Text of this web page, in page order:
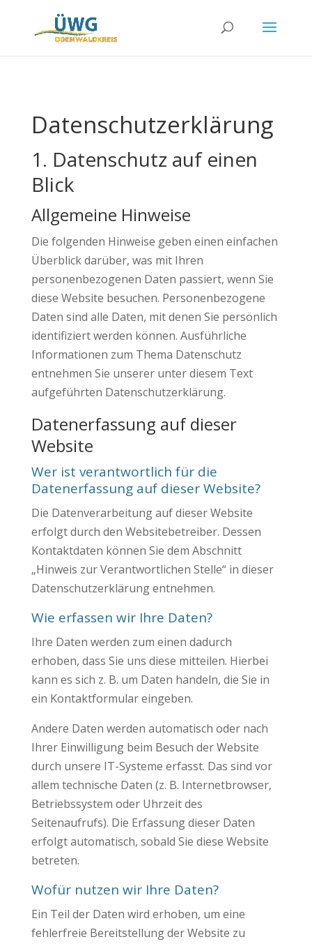
Datenschutz­erklärung
1. Datenschutz auf einen
Blick
Allgemeine Hinweise
Die folgenden Hinweise geben einen einfachen
Überblick darüber, was mit Ihren
personenbezogenen Daten passiert, wenn Sie
diese Website besuchen. Personenbezogene
Daten sind alle Daten, mit denen Sie persönlich
identifiziert werden können. Ausführliche
Informationen zum Thema Datenschutz
entnehmen Sie unserer unter diesem Text
aufgeführten Datenschutzerklärung.
Datenerfassung auf dieser
Website
Wer ist verantwortlich für die
Datenerfassung auf dieser Website?
Die Datenverarbeitung auf dieser Website
erfolgt durch den Websitebetreiber. Dessen
Kontaktdaten können Sie dem Abschnitt
„Hinweis zur Verantwortlichen Stelle“ in dieser
Datenschutzerklärung entnehmen.
Wie erfassen wir Ihre Daten?
Ihre Daten werden zum einen dadurch
erhoben, dass Sie uns diese mitteilen. Hierbei
kann es sich z. B. um Daten handeln, die Sie in
ein Kontaktformular eingeben.
Andere Daten werden automatisch oder nach
Ihrer Einwilligung beim Besuch der Website
durch unsere IT-Systeme erfasst. Das sind vor
allem technische Daten (z. B. Internetbrowser,
Betriebssystem oder Uhrzeit des
Seitenaufrufs). Die Erfassung dieser Daten
erfolgt automatisch, sobald Sie diese Website
betreten.
Wofür nutzen wir Ihre Daten?
Ein Teil der Daten wird erhoben, um eine
fehlerfreie Bereitstellung der Website zu